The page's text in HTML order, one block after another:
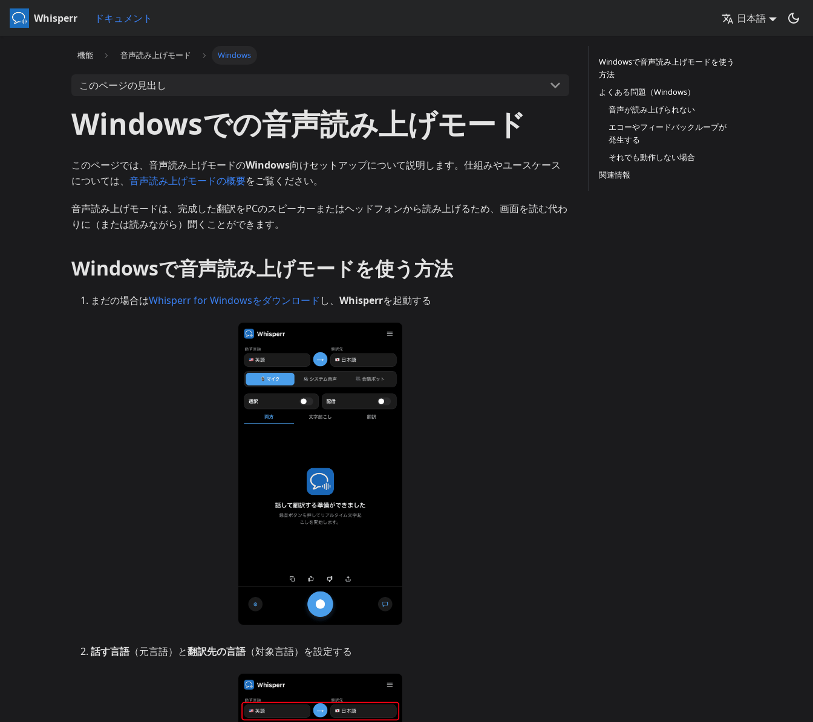
Whisperr ドキュメント 日本語
機能 音声読み上げモード Windows
このページの見出し
Windowsでの音声読み上げモード
このページでは、音声読み上げモードのWindows向けセットアップについて説明します。仕組みやユースケース
については、 音声読み上げモードの概要をご覧ください。
音声読み上げモードは、完成した翻訳をPCのスピーカーまたはヘッドフォンから読み上げるため、画面を読む代わ
りに（または読みながら）聞くことができます。
Windowsで音声読み上げモードを使う方法
まだの場合はWhisperr for Windowsをダウンロード し、 Whisperrを起動する
話す言語（元言語）と翻訳先の言語（対象言語）を設定する
Windowsで音声読み上げモードを使う
方法
よくある問題（Windows）
音声が読み上げられない
エコーやフィードバックループが
発生する
それでも動作しない場合
関連情報